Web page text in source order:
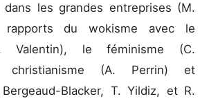
dans les grandes entreprises (M.
du wokisme avec le
Valentin), le féminisme (C.
christianisme (A. Perrin) et
Bergeaud-Blacker, T. Yildiz, et R.